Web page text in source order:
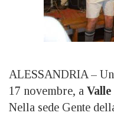
ALESSANDRIA –
17 novembre, a
Nella sede Gente